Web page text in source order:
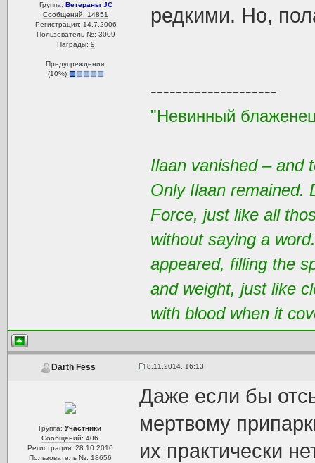
Группа: Ветераны JC
Сообщений: 14851
Регистрация: 14.7.2006
Пользователь №: 3009
Награды: 9
Предупреждения:
(10%)
редкими. Но,
--------------------
"Невинный
Ilaan vanished – and
Only Ilaan remained.
Force, just like all
without saying a
appeared, filling the
and weight, just like
with blood when it
Darth Fess 8.11.2014, 16:13
Группа:Участники
Сообщений: 406
Регистрация: 28.10.2010
Пользователь №: 18656
Даже если бы
мертвому
их практически